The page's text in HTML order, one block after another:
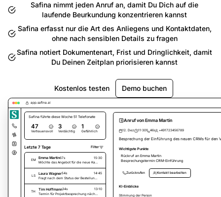
Safina nimmt jeden Anruf an, damit Du Dich auf die
laufende Beurkundung konzentrieren kannst
Safina erfasst nur die Art des Anliegens und Kontaktdaten,
ohne nach sensiblen Details zu fragen
Safina notiert Dokumentenart, Frist und Dringlichkeit, damit
Du Deinen Zeitplan priorisieren kannst
Kostenlos testen Demo buchen